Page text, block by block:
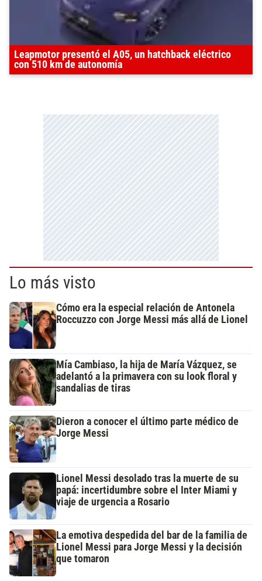
Leapmotor presentó el A05, un hatchback eléctrico
con 510 km de autonomía
Lo más visto
Cómo era la especial relación de Antonela
Roccuzzo con Jorge Messi más allá de Lionel
Mía Cambiaso, la hija de María Vázquez, se
adelantó a la primavera con su look floral y
sandalias de tiras
Dieron a conocer el último parte médico de
Jorge Messi
Lionel Messi desolado tras la muerte de su
papá: incertidumbre sobre el Inter Miami y
viaje de urgencia a Rosario
La emotiva despedida del bar de la familia de
Lionel Messi para Jorge Messi y la decisión
que tomaron